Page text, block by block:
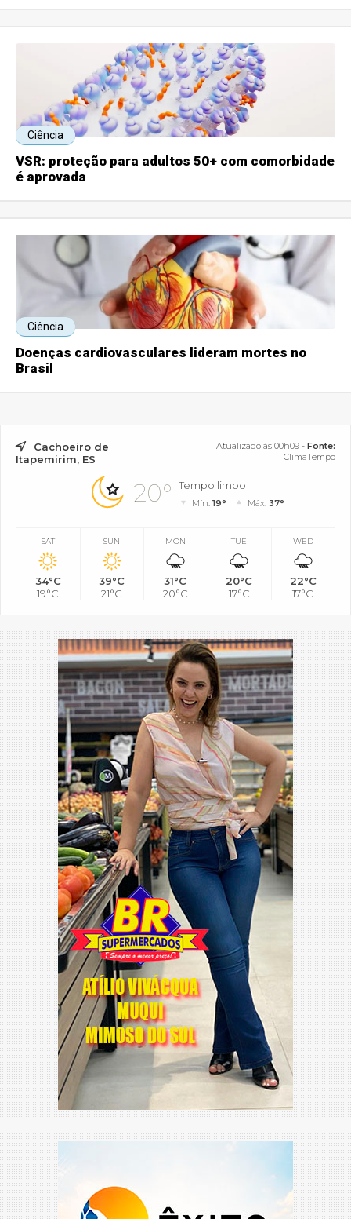
Ciência
VSR: proteção para adultos 50+ com comorbidade
é aprovada
Ciência
Doenças cardiovasculares lideram mortes no
Brasil
Cachoeiro de
Itapemirim, ES
Atualizado às 00h09 - Fonte:
ClimaTempo
20° Tempo limpo
Mín.19° Máx. 37°
SAT
34°C
19°C
SUN
39°C
21°C
MON
31°C
20°C
TUE
20°C
17°C
WED
22°C
17°C